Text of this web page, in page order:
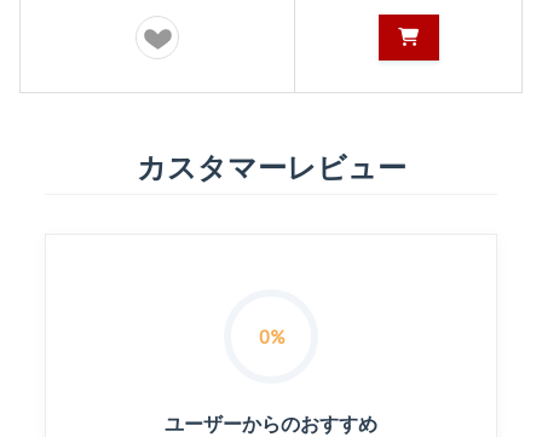
カスタマーレビュー
0%
ユーザーからのおすすめ